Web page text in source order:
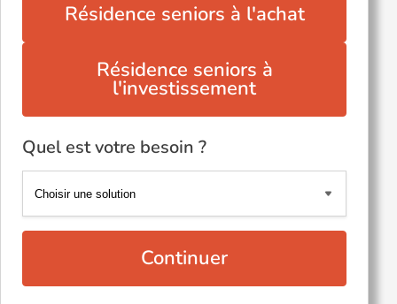
Résidence seniors à l'achat
Résidence seniors à
l'investissement
Quel est votre besoin ?
Continuer